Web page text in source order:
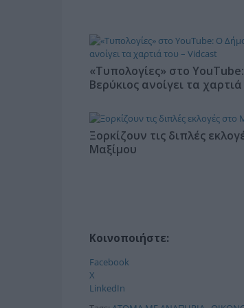
«Τυπολογίες» στο
Βερύκιος ανοίγει τα
Ξορκίζουν τις διπλές
Μαξίμου
Κοινοποιήστε:
Facebook
X
LinkedIn